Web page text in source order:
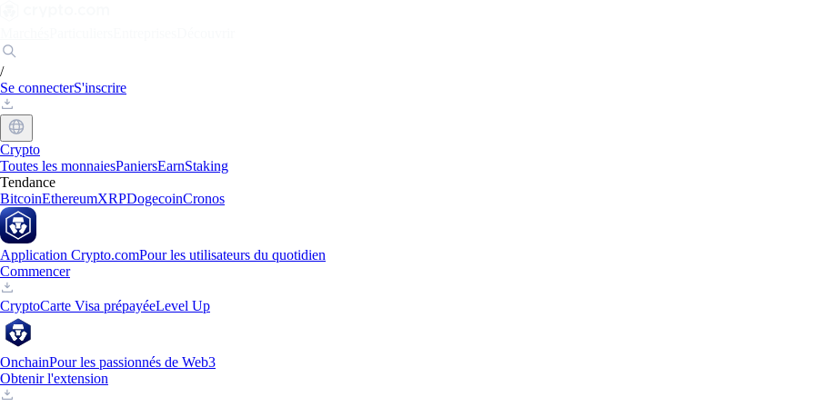
/
Se connecterS'inscrire
Crypto
Toutes les monnaiesPaniersEarnStaking
Tendance
BitcoinEthereumXRPDogecoinCronos
Application Crypto.comPour les utilisateurs du quotidien
Commencer
CryptoCarte Visa prépayéeLevel Up
OnchainPour les passionnés de Web3
Obtenir l'extension